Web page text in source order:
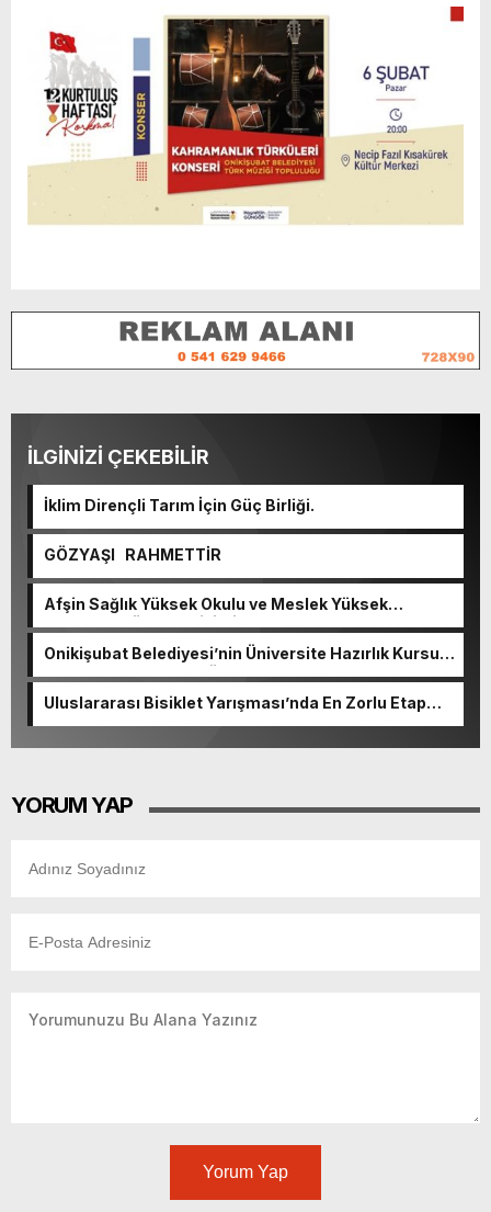
İLGİNİZİ ÇEKEBİLİR
İklim Dirençli Tarım İçin Güç Birliği.
GÖZYAŞI RAHMETTİR
Afşin Sağlık Yüksek Okulu ve Meslek Yüksek
Okulunda görev değişimi!
Onikişubat Belediyesi’nin Üniversite Hazırlık Kursu
başvurularında son gün 7 Ağustos.
Uluslararası Bisiklet Yarışması’nda En Zorlu Etap
Tamamlandı.
YORUM YAP
Yorum Yap